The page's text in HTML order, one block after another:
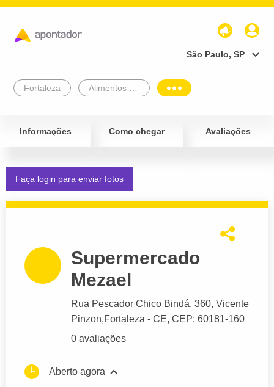
São Paulo, SP
Fortaleza
Informações Como chegar Avaliações
Faça login para enviar fotos
Supermercado
Mezael
Rua Pescador Chico Bindá, 360, Vicente
Pinzon,Fortaleza - CE, CEP: 60181-160
0 avaliações
Aberto agora